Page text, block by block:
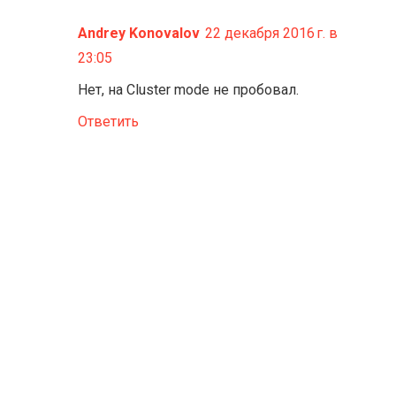
Andrey Konovalov 22 декабря 2016 г. в
23:05
Нет, на Cluster mode не пробовал.
Ответить